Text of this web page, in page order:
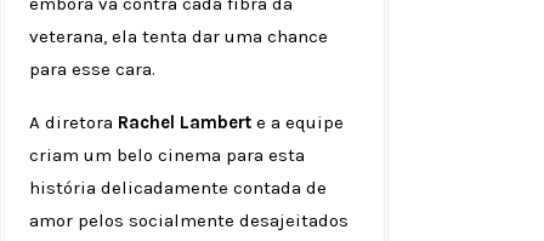
veterana, ela tenta dar uma chance
para esse cara.
A diretora Rachel Lambert e a equipe
criam um belo cinema para esta
história delicadamente contada de
amor pelos socialmente desajeitados